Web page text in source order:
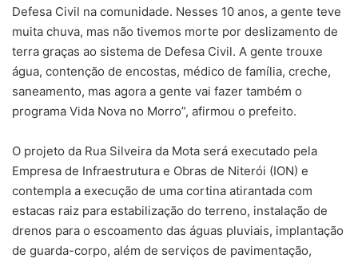
Defesa Civil na comunidade. Nesses 10 anos, a gente teve
muita chuva, mas não tivemos morte por deslizamento de
terra graças ao sistema de Defesa Civil. A gente trouxe
água, contenção de encostas, médico de família, creche,
saneamento, mas agora a gente vai fazer também o
programa Vida Nova no Morro”, afirmou o prefeito.
O projeto da Rua Silveira da Mota será executado pela
Empresa de Infraestrutura e Obras de Niterói (ION) e
contempla a execução de uma cortina atirantada com
estacas raiz para estabilização do terreno, instalação de
drenos para o escoamento das águas pluviais, implantação
de guarda-corpo, além de serviços de pavimentação,